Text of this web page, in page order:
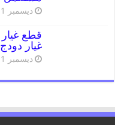
ديسمبر 1, 2023
غيار دودج
ديسمبر 1, 2023